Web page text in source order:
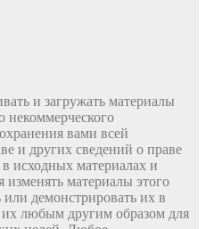
и загружать материалы
некоммерческого
вами всей
и других сведений о праве
исходных материалах и
материалы этого
или демонстрировать их в
любым другим образом для